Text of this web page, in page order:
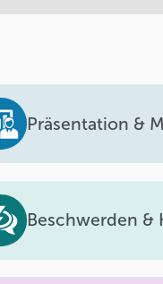
Präsentation &
Beschwerden &